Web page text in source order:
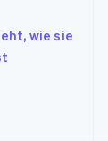
wie sie